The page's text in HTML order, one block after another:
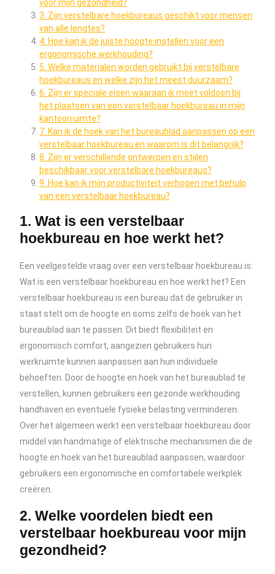
voor mijn gezondheid?
3. Zijn verstelbare hoekbureaus geschikt voor mensen
van alle lengtes?
4. Hoe kan ik de juiste hoogte instellen voor een
ergonomische werkhouding?
5. Welke materialen worden gebruikt bij verstelbare
hoekbureaus en welke zijn het meest duurzaam?
6. Zijn er speciale eisen waaraan ik moet voldoen bij
het plaatsen van een verstelbaar hoekbureau in mijn
kantoorruimte?
7. Kan ik de hoek van het bureaublad aanpassen op een
verstelbaar hoekbureau en waarom is dit belangrijk?
8. Zijn er verschillende ontwerpen en stijlen
beschikbaar voor verstelbare hoekbureaus?
9. Hoe kan ik mijn productiviteit verhogen met behulp
van een verstelbaar hoekbureau?
1. Wat is een verstelbaar
hoekbureau en hoe werkt het?
Een veelgestelde vraag over een verstelbaar hoekbureau is:
Wat is een verstelbaar hoekbureau en hoe werkt het? Een
verstelbaar hoekbureau is een bureau dat de gebruiker in
staat stelt om de hoogte en soms zelfs de hoek van het
bureaublad aan te passen. Dit biedt flexibiliteit en
ergonomisch comfort, aangezien gebruikers hun
werkruimte kunnen aanpassen aan hun individuele
behoeften. Door de hoogte en hoek van het bureaublad te
verstellen, kunnen gebruikers een gezonde werkhouding
handhaven en eventuele fysieke belasting verminderen.
Over het algemeen werkt een verstelbaar hoekbureau door
middel van handmatige of elektrische mechanismen die de
hoogte en hoek van het bureaublad aanpassen, waardoor
gebruikers een ergonomische en comfortabele werkplek
creëren.
2. Welke voordelen biedt een
verstelbaar hoekbureau voor mijn
gezondheid?